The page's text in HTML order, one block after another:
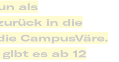
als
in die
CampusVäre.
es ab 12